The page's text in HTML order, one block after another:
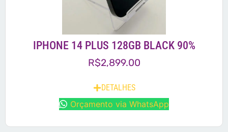
IPHONE 14 PLUS 128GB BLACK 90%
R$2,899.00
DETALHES
Orçamento via WhatsApp